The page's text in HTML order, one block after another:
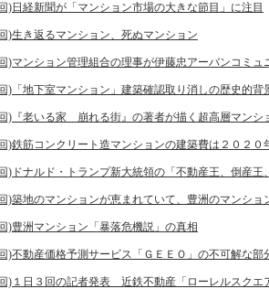
)日経新聞が「マンション市場の大きな節目」に注目
)生き返るマンション、死ぬマンション
)マンション管理組合の理事が伊藤忠アーバンコミュ
)「地下室マンション」建築確認取り消しの歴史的背
)『老いる家 崩れる街』の著者が描く超高層マンシ
)鉄筋コンクリート造マンションの建築費は２０２０
)ドナルド・トランプ新大統領の「不動産王、倒産王
)築地のマンションが恵まれていて、豊洲のマンショ
)豊洲マンション「暴落危機説」の真相
)不動産価格予測サービス「ＧＥＥＯ」の不可解な部
)１日３回の記者発表 近鉄不動産「ローレルスクエ